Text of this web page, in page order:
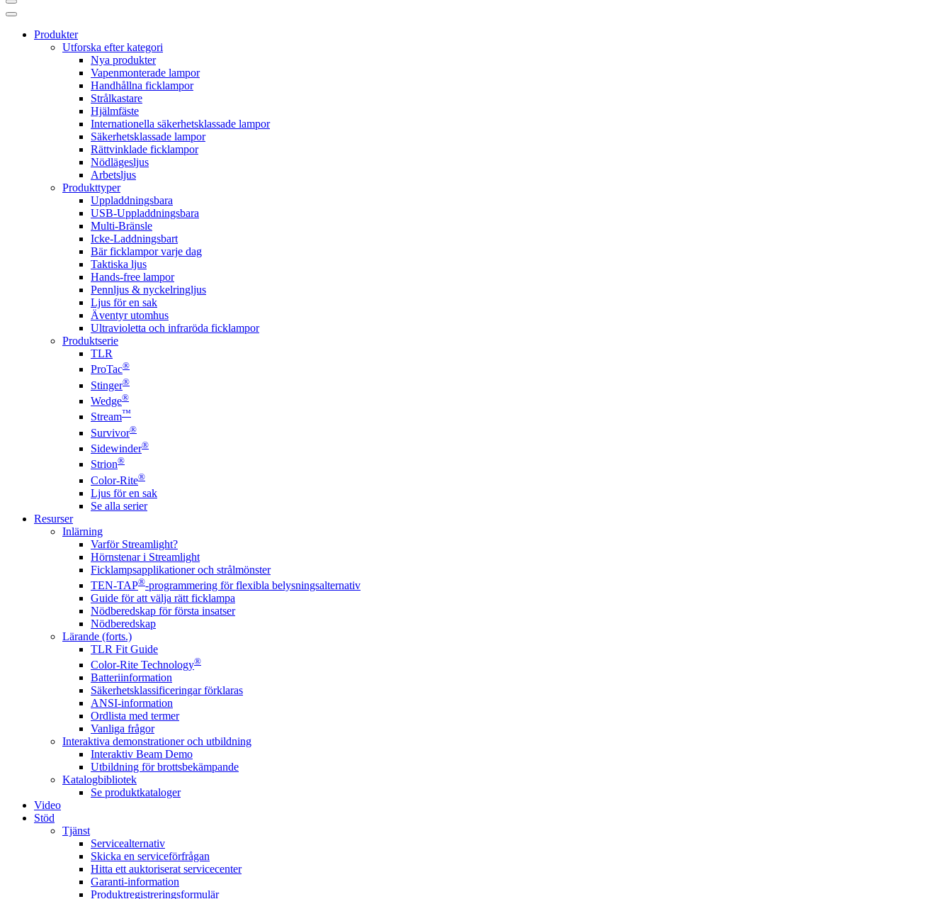
Produkter
Utforska efter kategori
Nya produkter
Vapenmonterade lampor
Handhållna ficklampor
Strålkastare
Hjälmfäste
Internationella säkerhetsklassade lampor
Säkerhetsklassade lampor
Rättvinklade ficklampor
Nödlägesljus
Arbetsljus
Produkttyper
Uppladdningsbara
USB-Uppladdningsbara
Multi-Bränsle
Icke-Laddningsbart
Bär ficklampor varje dag
Taktiska ljus
Hands-free lampor
Pennljus & nyckelringljus
Ljus för en sak
Äventyr utomhus
Ultravioletta och infraröda ficklampor
Produktserie
TLR
ProTac®
Stinger®
Wedge®
Stream™
Survivor®
Sidewinder®
Strion®
Color-Rite®
Ljus för en sak
Se alla serier
Resurser
Inlärning
Varför Streamlight?
Hörnstenar i Streamlight
Ficklampsapplikationer och strålmönster
TEN-TAP®-programmering för flexibla belysningsalternativ
Guide för att välja rätt ficklampa
Nödberedskap för första insatser
Nödberedskap
Lärande (forts.)
TLR Fit Guide
Color-Rite Technology®
Batteriinformation
Säkerhetsklassificeringar förklaras
ANSI-information
Ordlista med termer
Vanliga frågor
Interaktiva demonstrationer och utbildning
Interaktiv Beam Demo
Utbildning för brottsbekämpande
Katalogbibliotek
Se produktkataloger
Video
Stöd
Tjänst
Servicealternativ
Skicka en serviceförfrågan
Hitta ett auktoriserat servicecenter
Garanti-information
Produktregistreringsformulär